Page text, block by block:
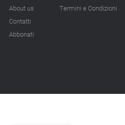
About us
Contatti
Abbonati
Termini e Condizioni